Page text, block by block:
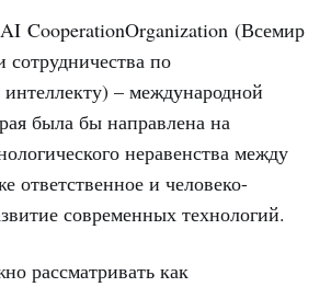
CooperationOrganization (Всемир
сотрудничества по
– международной
была бы направлена на
неравенства между
ответственное и человеко-
современных технологий.
рассматривать как